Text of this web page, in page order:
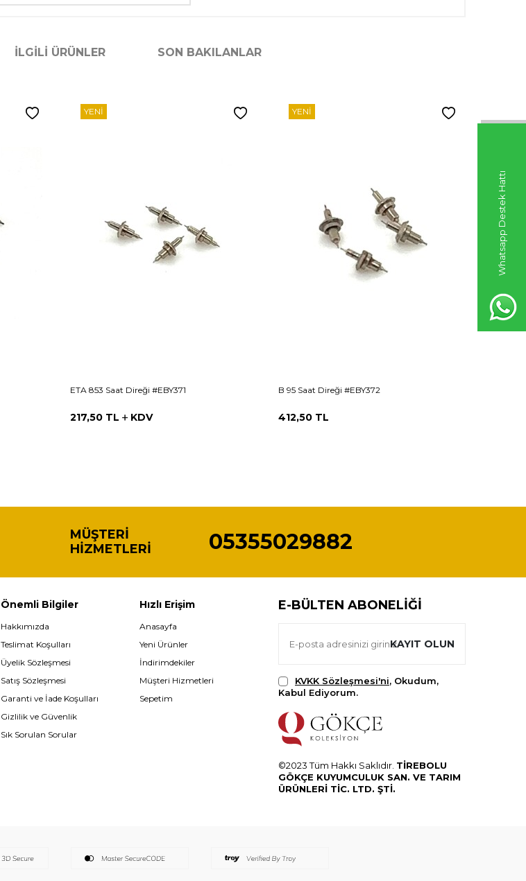
Whatsapp Destek Hattı
İLGILI ÜRÜNLER SON BAKILANLAR
YENI
ETA 853 Saat Direği #EBY371
217,50 TL KDV
YENI
B 95 Saat Direği #EBY372
412,50 TL
MÜŞTERI
HIZMETLERI
05355029882
Önemli Bilgiler
Hakkımızda
Teslimat Koşulları
Üyelik Sözleşmesi
Satış Sözleşmesi
Garanti ve İade Koşulları
Gizlilik ve Güvenlik
Sık Sorulan Sorular
Hızlı Erişim
Anasayfa
Yeni Ürünler
İndirimdekiler
Müşteri Hizmetleri
Sepetim
E-BÜLTEN ABONELIĞI
KAYIT OLUN
KVKK Sözleşmesi'ni, Okudum,
Kabul Ediyorum.
©2023 Tüm Hakkı Saklıdır. TİREBOLU
GÖKÇE KUYUMCULUK SAN. VE TARIM
ÜRÜNLERİ TİC. LTD. ŞTİ.